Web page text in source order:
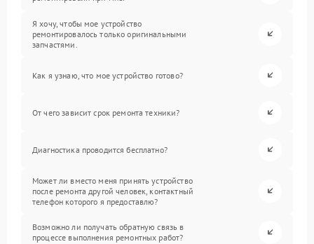
Я хочу, чтобы мое устройство
ремонтировалось только оригинальными
запчастями.
Как я узнаю, что мое устройство готово?
От чего зависит срок ремонта техники?
Диагностика проводится бесплатно?
Может ли вместо меня принять устройство
после ремонта другой человек, контактный
телефон которого я предоставлю?
Возможно ли получать обратную связь в
процессе выполнения ремонтных работ?